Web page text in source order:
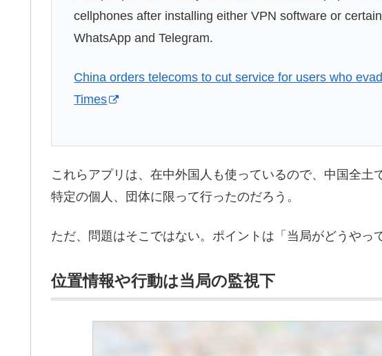
cellphones after installing either VPN software or
WhatsApp and Telegram.
China orders telecoms to cut service for users who
Times
これらアプリは、在中外国人も使っているので、中国全土
特定の個人、団体に限って行ったのだろう。
ただ、問題はそこではない。ポイントは「当局がどうやっ
位置情報や行動は当局の監視下